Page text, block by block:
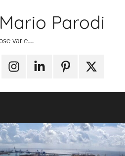
Parodi
varie……
InstagramLinkedinPinterest
X
Twitter)